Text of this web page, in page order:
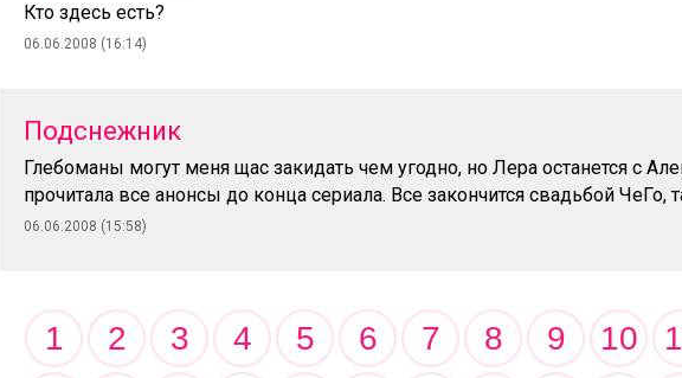
Кто здесь есть?
06.06.2008 (16:14)
Подснежник
Глебоманы могут меня щас закидать чем угодно, но Лера останется с
прочитала все анонсы до конца сериала. Все закончится свадьбой ЧеГо,
06.06.2008 (15:58)
1 2 3 4 5 6 7 8 9 10